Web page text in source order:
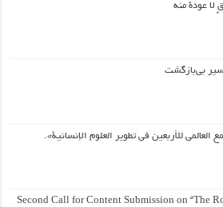
لا عودة منه
بی‌بازگشت
العالمي للأربعين في تطوير العلوم الإنسانية».
Second Call for Content Submission on “The